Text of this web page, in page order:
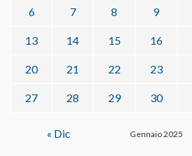
Gennaio 2025
6 7 8 9
13 14 15 16
20 21 22 23
27 28 29 30
« Dic